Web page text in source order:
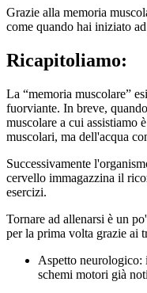
Grazie alla memoria
come quando hai iniziato
Ricapitoliamo:
La “memoria muscolare”
fuorviante. In breve,
muscolare a cui assistiamo
muscolari, ma dell'acqua
Successivamente
cervello immagazzina il
esercizi.
Tornare ad allenarsi è un
per la prima volta grazie ai
Aspetto
schemi motori già noti